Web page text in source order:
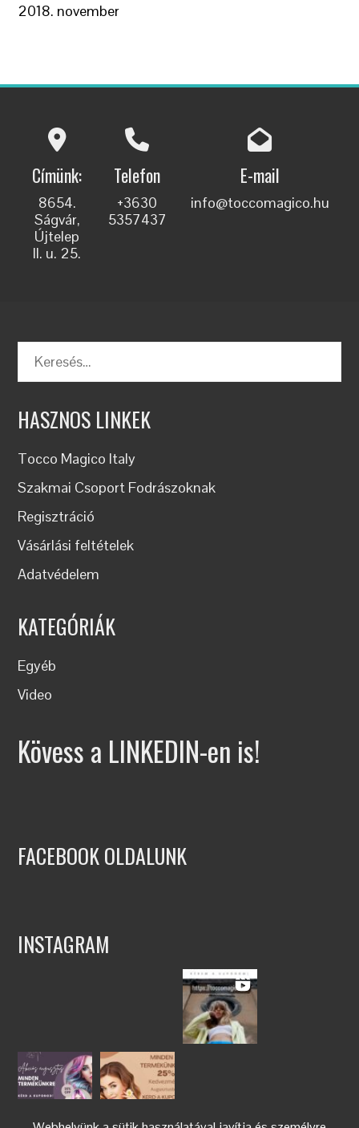
2018. november
Címünk:
8654.
Ságvár,
Újtelep
II. u. 25.
Telefon
+3630
5357437
E-mail
info@toccomagico.hu
Keresés:
HASZNOS LINKEK
Tocco Magico Italy
Szakmai Csoport Fodrászoknak
Regisztráció
Vásárlási feltételek
Adatvédelem
KATEGÓRIÁK
Egyéb
Video
Kövess a LINKEDIN-en is!
FACEBOOK OLDALUNK
INSTAGRAM